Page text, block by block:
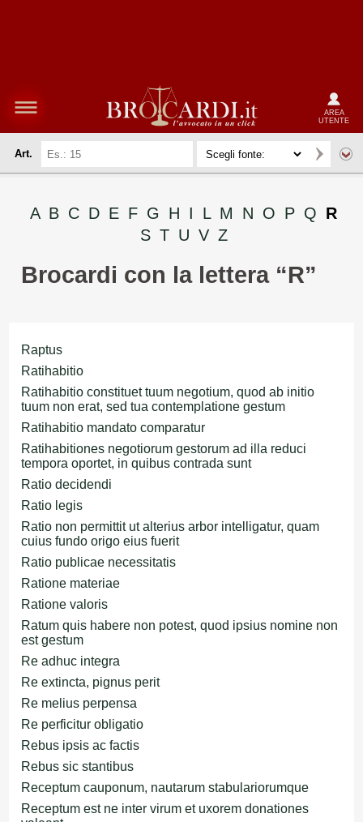
AREA
UTENTE
Art.
A B C D E F G H I L M N O P Q R
S T U V Z
Brocardi con la lettera “R”
Raptus
Ratihabitio
Ratihabitio constituet tuum negotium, quod ab initio
tuum non erat, sed tua contemplatione gestum
Ratihabitio mandato comparatur
Ratihabitiones negotiorum gestorum ad illa reduci
tempora oportet, in quibus contrada sunt
Ratio decidendi
Ratio legis
Ratio non permittit ut alterius arbor intelligatur, quam
cuius fundo origo eius fuerit
Ratio publicae necessitatis
Ratione materiae
Ratione valoris
Ratum quis habere non potest, quod ipsius nomine non
est gestum
Re adhuc integra
Re extincta, pignus perit
Re melius perpensa
Re perficitur obligatio
Rebus ipsis ac factis
Rebus sic stantibus
Receptum cauponum, nautarum stabulariorumque
Receptum est ne inter virum et uxorem donationes